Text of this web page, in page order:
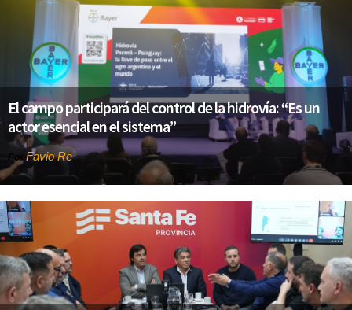
El campo participará del control de la hidrovía: “Es un
actor esencial en el sistema”
Por Favio Re